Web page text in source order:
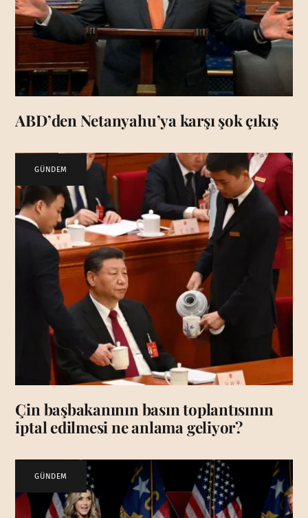
ABD’den Netanyahu’ya karşı şok çıkış
GÜNDEM
Çin başbakanının basın toplantısının
iptal edilmesi ne anlama geliyor?
GÜNDEM